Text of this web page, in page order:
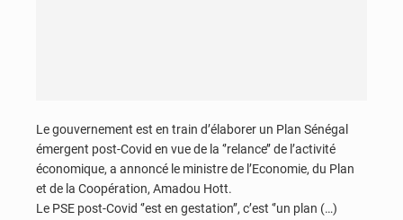
Le gouvernement est en train d’élaborer un Plan Sénégal
émergent post-Covid en vue de la ‘’relance’’ de l’activité
économique, a annoncé le ministre de l’Economie, du Plan
et de la Coopération, Amadou Hott.
Le PSE post-Covid ‘’est en gestation’’, c’est ‘’un plan (…)